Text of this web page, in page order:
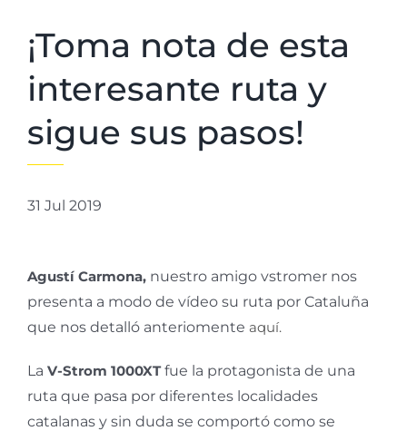
¡Toma nota de esta
interesante ruta y
sigue sus pasos!
31 Jul 2019
Agustí Carmona, nuestro amigo vstromer nos
presenta a modo de vídeo su ruta por Cataluña
que nos detalló anteriomente aquí.
La V-Strom 1000XTfue la protagonista de una
ruta que pasa por diferentes localidades
catalanas y sin duda se comportó como se